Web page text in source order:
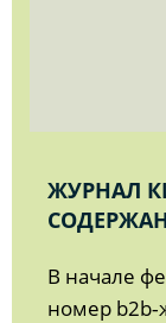
ЖУРНАЛ
В начале
номер